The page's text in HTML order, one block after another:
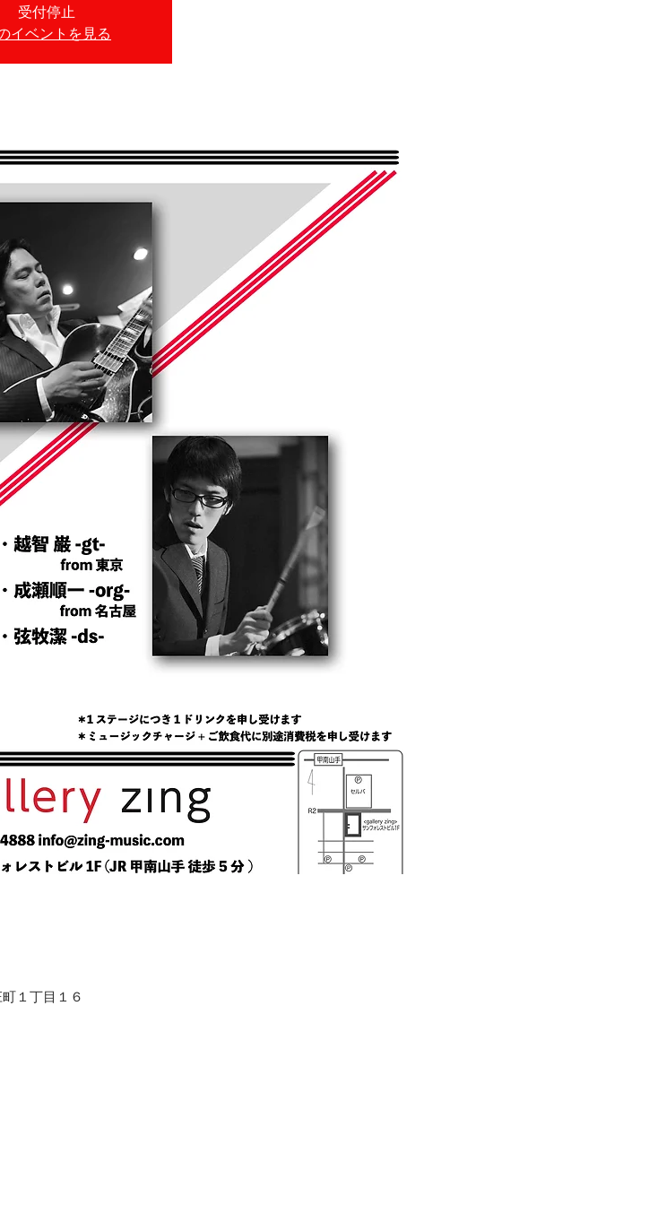
受付停止
イベントを見る
１丁目１６